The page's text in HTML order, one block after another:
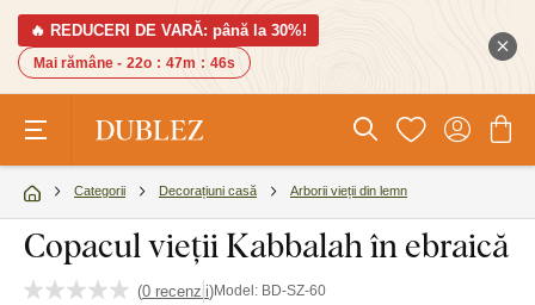
🔥 REDUCERI DE VARĂ: până la 30%!
Mai rămâne - 22o : 47m : 45s
Categorii Decorațiuni casă Arborii vieții din lemn
Copacul vieții Kabbalah în ebraică
(0 recenzii)Model: BD-SZ-60